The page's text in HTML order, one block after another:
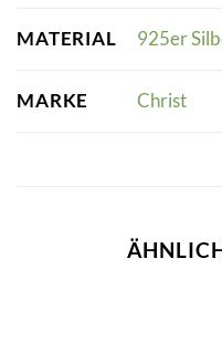
MATERIAL 925er
MARKE Christ